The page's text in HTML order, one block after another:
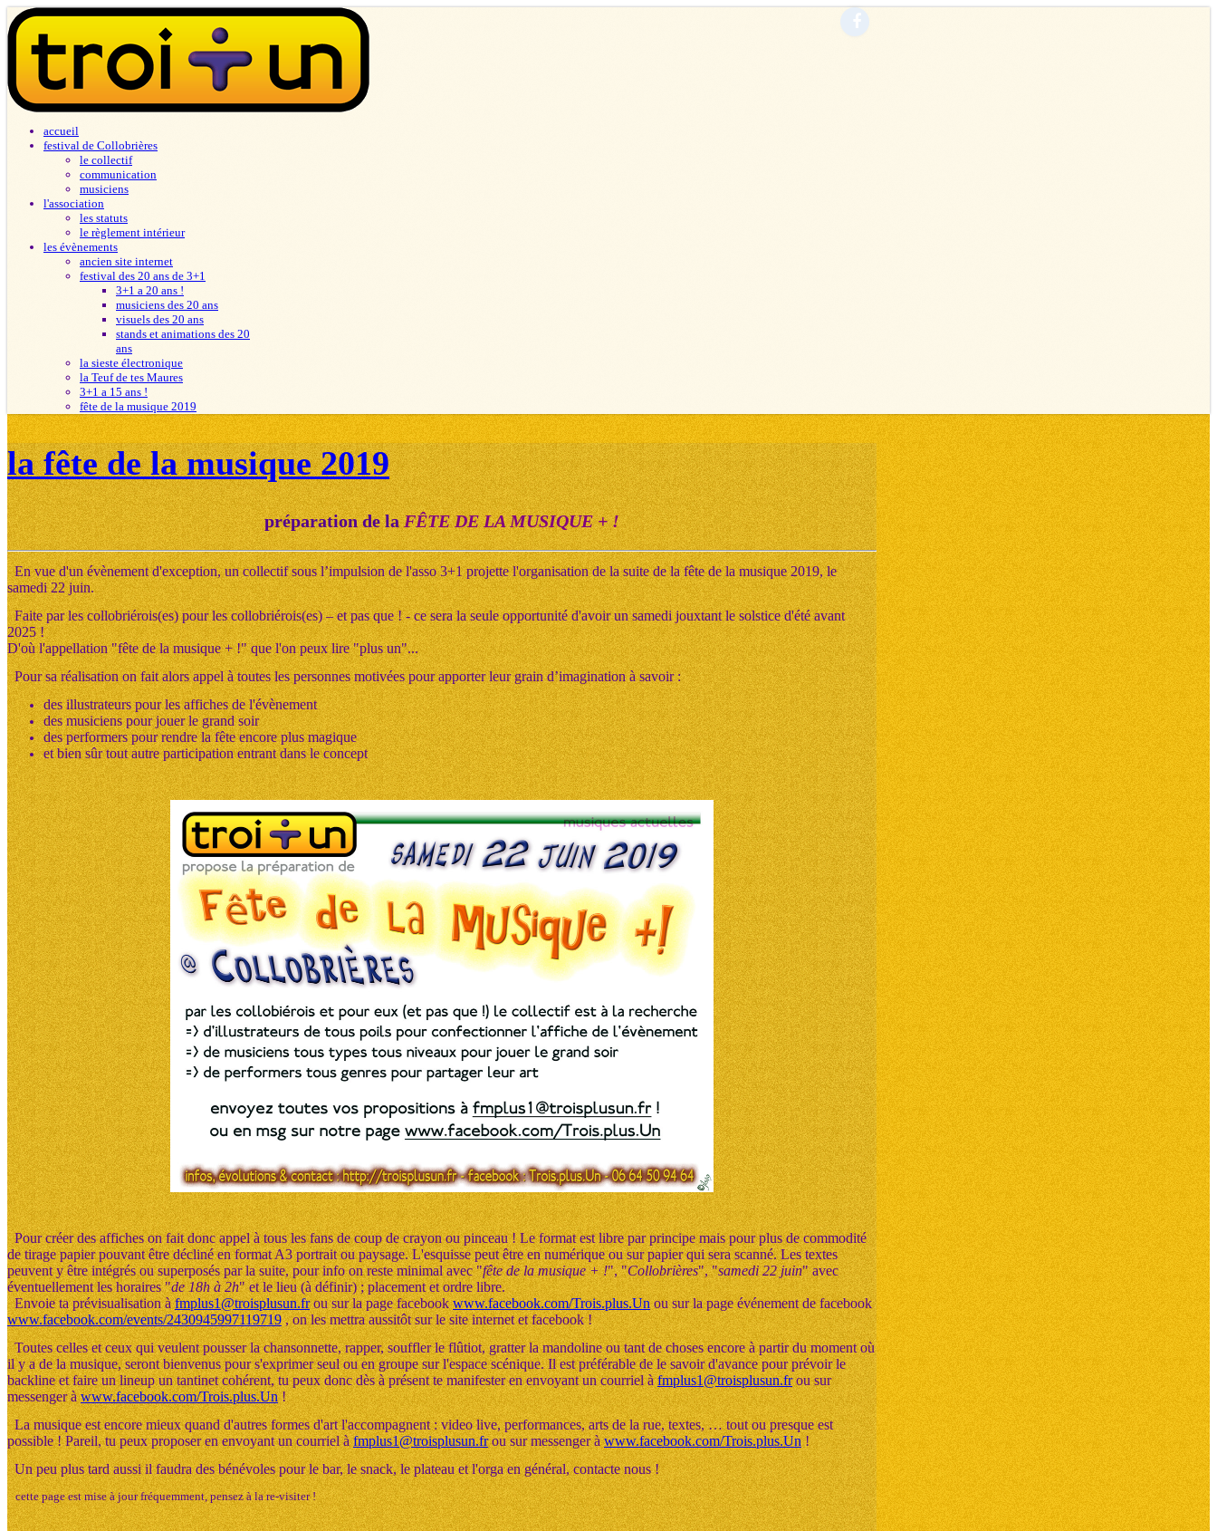
accueil
festival de Collobrières
le collectif
communication
musiciens
l'association
les statuts
le règlement intérieur
les évènements
ancien site internet
festival des 20 ans de 3+1
3+1 a 20 ans !
musiciens des 20 ans
visuels des 20 ans
stands et animations des 20
ans
la sieste électronique
la Teuf de tes Maures
3+1 a 15 ans !
fête de la musique 2019
la fête de la musique 2019
préparation de laFÊTE DE LA MUSIQUE + !
En vue d'un évènement d'exception, un collectif sous l’impulsion de l'asso 3+1 projette l'organisation de la suite de la fête de la musique 2019, le
samedi 22 juin.
Faite par les collobriérois(es) pour les collobriérois(es) – et pas que ! - ce sera la seule opportunité d'avoir un samedi jouxtant le solstice d'été avant
2025 !
D'où l'appellation "fête de la musique + !" que l'on peux lire "plus un"...
Pour sa réalisation on fait alors appel à toutes les personnes motivées pour apporter leur grain d’imagination à savoir :
des illustrateurs pour les affiches de l'évènement
des musiciens pour jouer le grand soir
des performers pour rendre la fête encore plus magique
et bien sûr tout autre participation entrant dans le concept
Pour créer des affiches on fait donc appel à tous les fans de coup de crayon ou pinceau ! Le format est libre par principe mais pour plus de commodité
de tirage papier pouvant être décliné en format A3 portrait ou paysage. L'esquisse peut être en numérique ou sur papier qui sera scanné. Les textes
peuvent y être intégrés ou superposés par la suite, pour info on reste minimal avec "fête de la musique + !", "Collobrières", "samedi 22 juin" avec
éventuellement les horaires "de 18h à 2h" et le lieu (à définir) ; placement et ordre libre.
Envoie ta prévisualisation àfmplus1@troisplusun.frou sur la page facebookwww.facebook.com/Trois.plus.Unou sur la page événement de facebook
www.facebook.com/events/2430945997119719, on les mettra aussitôt sur le site internet et facebook !
Toutes celles et ceux qui veulent pousser la chansonnette, rapper, souffler le flûtiot, gratter la mandoline ou tant de choses encore à partir du moment où
il y a de la musique, seront bienvenus pour s'exprimer seul ou en groupe sur l'espace scénique. Il est préférable de le savoir d'avance pour prévoir le
backline et faire un lineup un tantinet cohérent, tu peux donc dès à présent te manifester en envoyant un courriel àfmplus1@troisplusun.frou sur
messenger àwww.facebook.com/Trois.plus.Un!
La musique est encore mieux quand d'autres formes d'art l'accompagnent : video live, performances, arts de la rue, textes, … tout ou presque est
possible ! Pareil, tu peux proposer en envoyant un courriel àfmplus1@troisplusun.frou sur messenger àwww.facebook.com/Trois.plus.Un!
Un peu plus tard aussi il faudra des bénévoles pour le bar, le snack, le plateau et l'orga en général, contacte nous !
cette page est mise à jour fréquemment, pensez à la re-visiter !